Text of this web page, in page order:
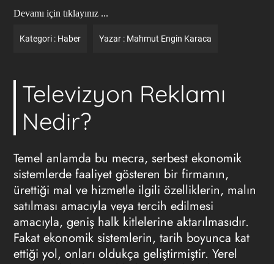
Devamı için tıklayınız ...
Kategori : Haber Yazar : Mahmut Engin Karaca
Televizyon Reklamı
Nedir?
Temel anlamda bu mecra, serbest ekonomik
sistemlerde faaliyet gösteren bir firmanın,
ürettiği mal ve hizmetle ilgili özelliklerin, malın
satılması amacıyla veya tercih edilmesi
amacıyla, geniş halk kitlelerine aktarılmasıdır.
Fakat ekonomik sistemlerin, tarih boyunca kat
ettiği yol, onları oldukça geliştirmiştir. Yerel